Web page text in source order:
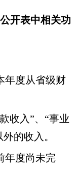
开表中相关功
度从省级财
收入”、“事业
的收入。
度尚未完